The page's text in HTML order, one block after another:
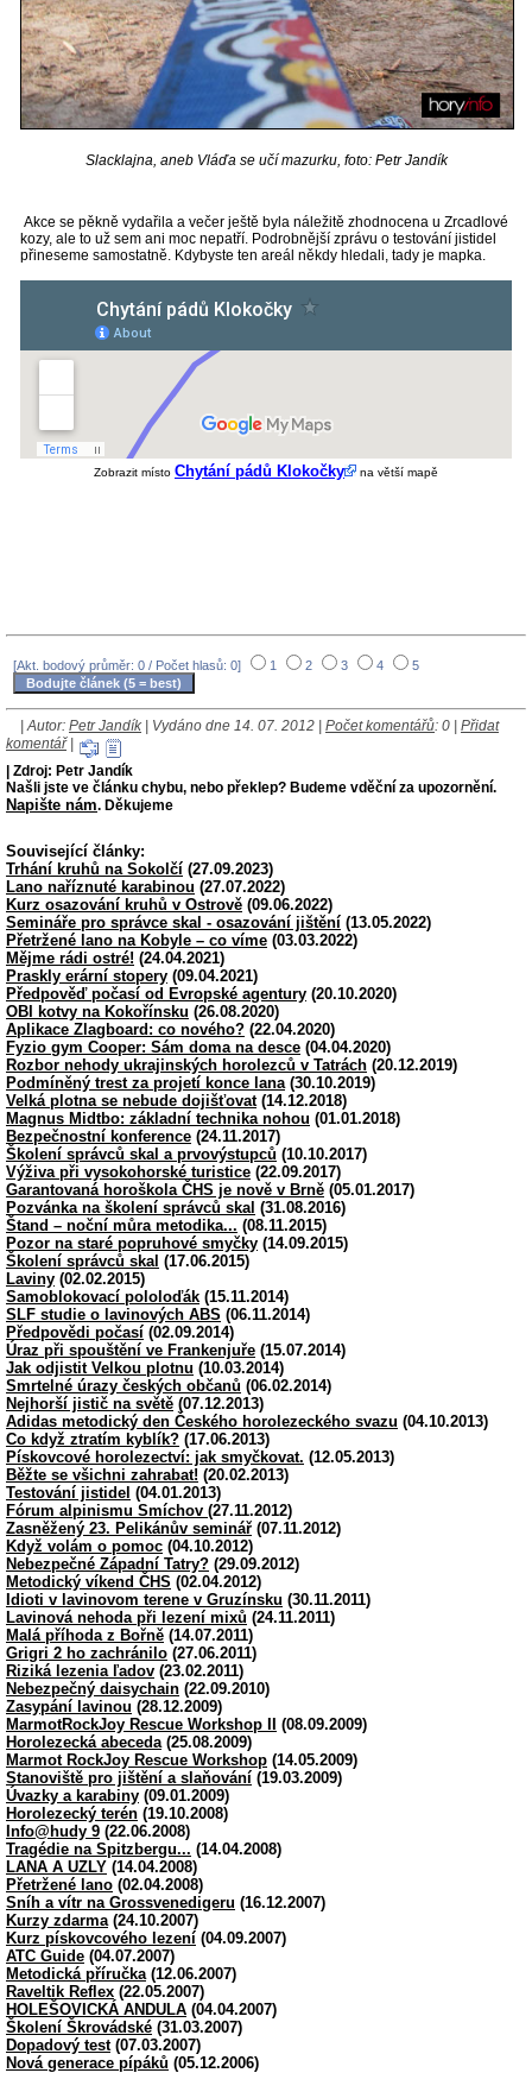
Slacklajna, aneb Vláďa se učí mazurku, foto: Petr Jandík
Akce se pěkně vydařila a večer ještě byla náležitě zhodnocena u Zrcadlové
kozy, ale to už sem ani moc nepatří. Podrobnější zprávu o testování jistidel
přineseme samostatně. Kdybyste ten areál někdy hledali, tady je mapka.
Zobrazit místo Chytání pádů Klokočky na větší mapě
[Akt. bodový průměr: 0 / Počet hlasů: 0] 1 2 3 4 5
| Autor: Petr Jandík | Vydáno dne 14. 07. 2012 | Počet komentářů: 0 | Přidat
komentář|
| Zdroj: Petr Jandík
Našli jste ve článku chybu, nebo překlep? Budeme vděční za upozornění.
Napište nám. Děkujeme
Související články:
Trhání kruhů na Sokolčí (27.09.2023)
Lano naříznuté karabinou (27.07.2022)
Kurz osazování kruhů v Ostrově (09.06.2022)
Semináře pro správce skal - osazování jištění (13.05.2022)
Přetržené lano na Kobyle – co víme (03.03.2022)
Mějme rádi ostré! (24.04.2021)
Praskly erární stopery (09.04.2021)
Předpověď počasí od Evropské agentury (20.10.2020)
OBI kotvy na Kokořínsku (26.08.2020)
Aplikace Zlagboard: co nového? (22.04.2020)
Fyzio gym Cooper: Sám doma na desce (04.04.2020)
Rozbor nehody ukrajinských horolezců v Tatrách (20.12.2019)
Podmíněný trest za projetí konce lana (30.10.2019)
Velká plotna se nebude dojišťovat(14.12.2018)
Magnus Midtbo: základní technika nohou (01.01.2018)
Bezpečnostní konference (24.11.2017)
Školení správců skal a prvovýstupců (10.10.2017)
Výživa při vysokohorské turistice (22.09.2017)
Garantovaná horoškola ČHS je nově v Brně (05.01.2017)
Pozvánka na školení správců skal (31.08.2016)
Štand – noční můra metodika... (08.11.2015)
Pozor na staré popruhové smyčky (14.09.2015)
Školení správců skal (17.06.2015)
Laviny (02.02.2015)
Samoblokovací pololoďák (15.11.2014)
SLF studie o lavinových ABS (06.11.2014)
Předpovědi počasí (02.09.2014)
Úraz při spouštění ve Frankenjuře (15.07.2014)
Jak odjistit Velkou plotnu (10.03.2014)
Smrtelné úrazy českých občanů (06.02.2014)
Nejhorší jistič na světě (07.12.2013)
Adidas metodický den Českého horolezeckého svazu (04.10.2013)
Co když ztratím kyblík? (17.06.2013)
Pískovcové horolezectví: jak smyčkovat. (12.05.2013)
Běžte se všichni zahrabat! (20.02.2013)
Testování jistidel (04.01.2013)
Fórum alpinismu Smíchov (27.11.2012)
Zasněžený 23. Pelikánův seminář (07.11.2012)
Když volám o pomoc (04.10.2012)
Nebezpečné Západní Tatry? (29.09.2012)
Metodický víkend ČHS (02.04.2012)
Idioti v lavinovom terene v Gruzínsku (30.11.2011)
Lavinová nehoda při lezení mixů (24.11.2011)
Malá příhoda z Bořně (14.07.2011)
Grigri 2 ho zachránilo (27.06.2011)
Riziká lezenia ľadov (23.02.2011)
Nebezpečný daisychain (22.09.2010)
Zasypání lavinou (28.12.2009)
MarmotRockJoy Rescue Workshop II (08.09.2009)
Horolezecká abeceda (25.08.2009)
Marmot RockJoy Rescue Workshop (14.05.2009)
Stanoviště pro jištění a slaňování (19.03.2009)
Úvazky a karabiny (09.01.2009)
Horolezecký terén (19.10.2008)
Info@hudy 9 (22.06.2008)
Tragédie na Spitzbergu... (14.04.2008)
LANA A UZLY (14.04.2008)
Přetržené lano (02.04.2008)
Sníh a vítr na Grossvenedigeru (16.12.2007)
Kurzy zdarma (24.10.2007)
Kurz pískovcového lezení (04.09.2007)
ATC Guide (04.07.2007)
Metodická příručka (12.06.2007)
Raveltik Reflex (22.05.2007)
HOLEŠOVICKÁ ANDULA (04.04.2007)
Školení Škrovádské (31.03.2007)
Dopadový test(07.03.2007)
Nová generace pípáků (05.12.2006)